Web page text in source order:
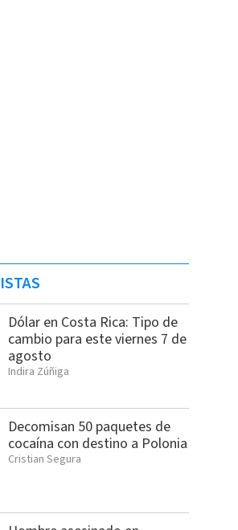
Dólar en Costa Rica: Tipo de
cambio para este viernes 7 de
agosto
Indira Zúñiga
Decomisan 50 paquetes de
cocaína con destino a Polonia
Cristian Segura